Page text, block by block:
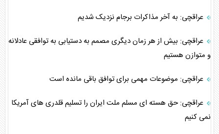
عراقچی: به آخر مذاکرات برجام نزدیک شدیم
عراقچی: بیش از هر زمان دیگری مصمم به دستیابی به توافقی عادلانه
و متوازن هستیم
عراقچی: موضوعات مهمی برای توافق باقی مانده است
عراقچی: حق هسته ای مسلم ملت ایران را تسلیم قلدری های آمریکا
نمی کنیم